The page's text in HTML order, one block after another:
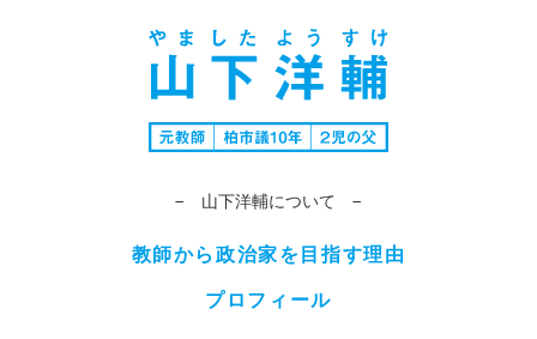
− 山下洋輔について −
教師から政治家を目指す理由
プロフィール